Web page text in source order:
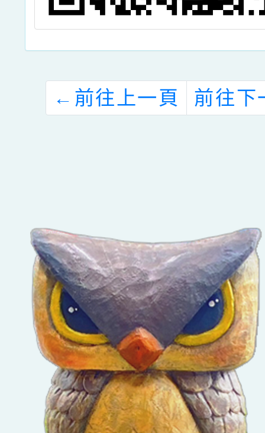
← 前往上一頁 前往下